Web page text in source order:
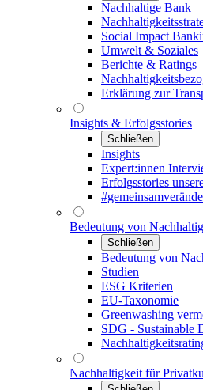
Nachhaltige Bank
Social Impact
Umwelt & Soziales
Berichte & Ratings
Erklärung zur
Insights & Erfolgsstories
Schließen
Insights
Expert:innen
Erfolgsstories
Bedeutung von
Schließen
Bedeutung von
Studien
ESG Kriterien
EU-Taxonomie
Greenwashing
SDG - Sustainable
Nachhaltigkeit für